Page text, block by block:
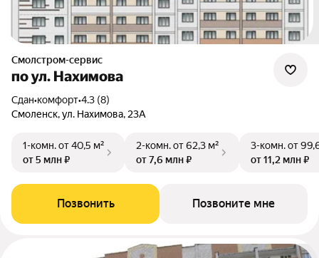
Смолстром-сервис
по ул. Нахимова
Сдан•комфорт•4.3 (8)
Смоленск, ул. Нахимова, 23А
1-комн.от 40,5 м²
от 5 млн ₽
2-комн.от 62,3 м²
от 7,6 млн ₽
3-комн.от
от 11,2 млн ₽
Позвонить Позвоните мне